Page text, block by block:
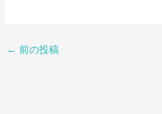
w
er
← 前の投稿